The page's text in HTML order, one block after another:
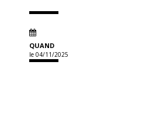
QUAND
le 04/11/2025